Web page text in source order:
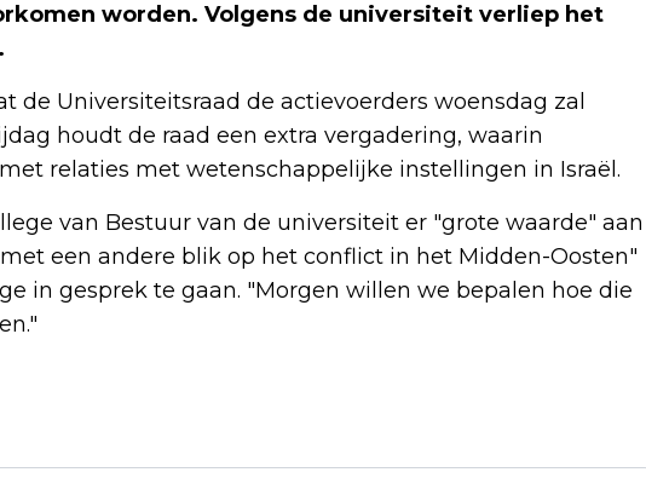
worden. Volgens de universiteit verliep het
Universiteitsraad de actievoerders woensdag zal
houdt de raad een extra vergadering, waarin
relaties met wetenschappelijke instellingen in Israël.
van Bestuur van de universiteit er "grote waarde" aan
een andere blik op het conflict in het Midden-Oosten"
in gesprek te gaan. "Morgen willen we bepalen hoe die
META STOPT MET WORKPLACE, DE